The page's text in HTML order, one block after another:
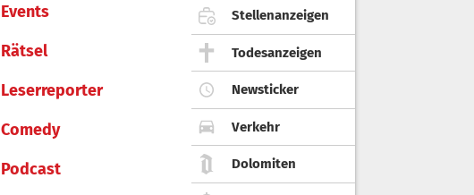
Events
Rätsel
Leserreporter
Comedy
Podcast
Stellenanzeigen
Todesanzeigen
Newsticker
Verkehr
Dolomiten